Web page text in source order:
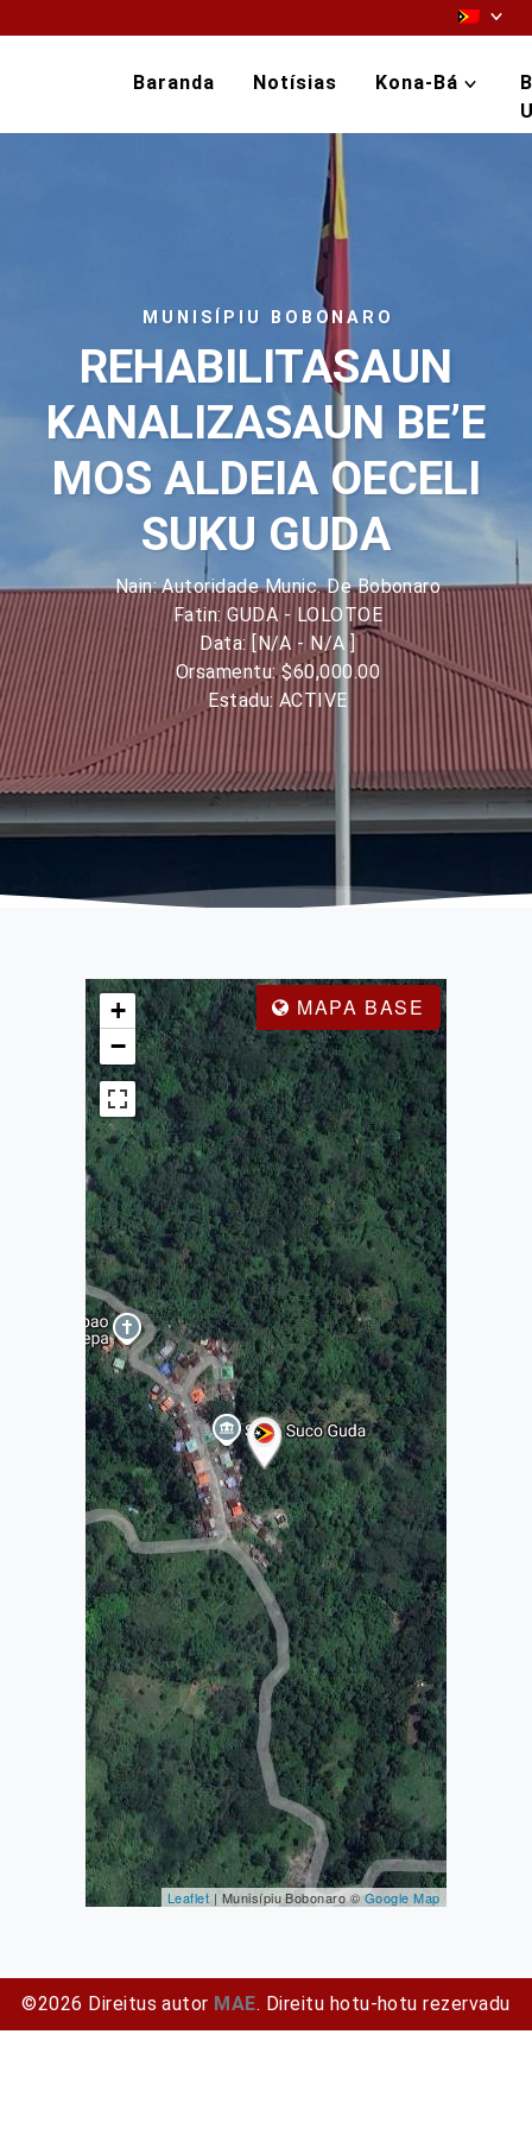
Baranda Notísias Kona-Bá
MUNISÍPIU BOBONARO
REHABILITASAUN
KANALIZASAUN BE’E
MOS ALDEIA OECELI
SUKU GUDA
Nain: Autoridade Munic. De Bobonaro
Fatin: GUDA - LOLOTOE
Data: [N/A - N/A ]
Orsamentu: $60,000.00
Estadu: ACTIVE
MAPA BASE
+
−
Leaflet | Munisípiu Bobonaro ©Google Map
©2026 Direitus autor MAE. Direitu hotu-hotu rezervadu